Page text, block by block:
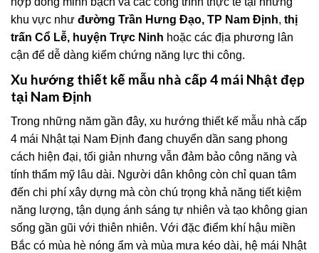
khu vực như đường Trần Hưng Đạo, TP Nam Định, thị
trấn Cổ Lễ, huyện Trực Ninh hoặc các địa phương lân
cận để dễ dàng kiểm chứng năng lực thi công.
Xu hướng thiết kế mẫu nhà cấp 4 mái Nhật đẹp
tại Nam Định
Trong những năm gần đây, xu hướng thiết kế mẫu nhà cấp
4 mái Nhật tại Nam Định đang chuyển dần sang phong
cách hiện đại, tối giản nhưng vẫn đảm bảo công năng và
tính thẩm mỹ lâu dài. Người dân không còn chỉ quan tâm
đến chi phí xây dựng mà còn chú trọng khả năng tiết kiệm
năng lượng, tận dụng ánh sáng tự nhiên và tạo không gian
sống gần gũi với thiên nhiên. Với đặc điểm khí hậu miền
Bắc có mùa hè nóng ẩm và mùa mưa kéo dài, hệ mái Nhật